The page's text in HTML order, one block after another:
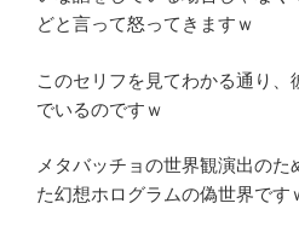
どと言って怒ってきますｗ
このセリフを見てわかる通り、
でいるのですｗ
メタバッチョの世界観演出の
た幻想ホログラムの偽世界です